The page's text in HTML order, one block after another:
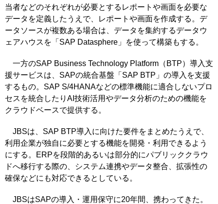
当者などのそれぞれが必要とするレポートや画面を必要な
データを定義したうえで、レポートや画面を作成する。デ
ータソースが複数ある場合は、データを集約するデータウ
ェアハウスを「SAP Datasphere」を使って構築もする。
一方のSAP Business Technology Platform（BTP）導入支
援サービスは、SAPの統合基盤「SAP BTP」の導入を支援
するもの。SAP S/4HANAなどの標準機能に適合しないプロ
セスを統合したりAI技術活用やデータ分析のための機能を
クラウドベースで提供する。
JBSは、SAP BTP導入に向けた要件をまとめたうえで、
利用企業が独自に必要とする機能を開発・利用できるよう
にする。ERPを段階的あるいは部分的にパブリッククラウ
ドへ移行する際の、システム連携やデータ整合、拡張性の
確保などにも対応できるとしている。
JBSはSAPの導入・運用保守に20年間、携わってきた。